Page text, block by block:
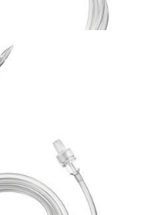
precyzyjnym
Exadrop